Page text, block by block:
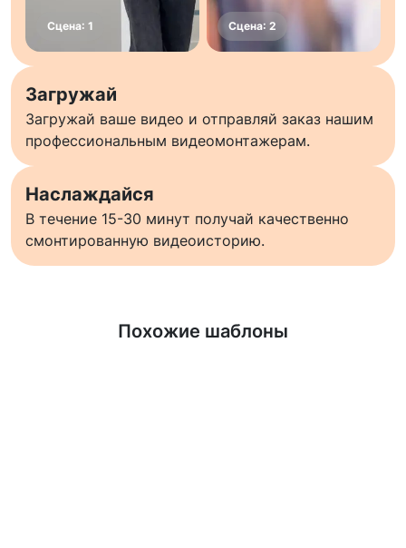
Загружай
Загружай ваше видео и отправляй заказ нашим
профессиональным видеомонтажерам.
Наслаждайся
В течение 15-30 минут получай качественно
смонтированную видеоисторию.
Похожие шаблоны
Узнать больше